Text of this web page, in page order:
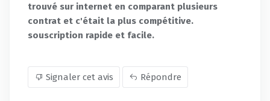
trouvé sur internet en comparant plusieurs
contrat et c'était la plus compétitive.
souscription rapide et facile.
Signaler cet avis Répondre